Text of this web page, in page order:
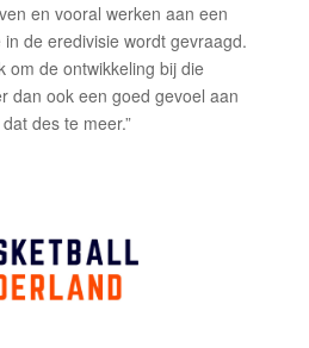
en vooral werken aan een
de eredivisie wordt gevraagd.
om de ontwikkeling bij die
dan ook een goed gevoel aan
des te meer.”